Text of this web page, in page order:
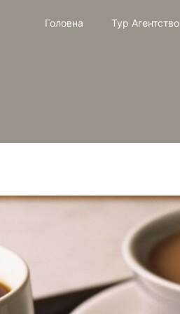
Головна Тур Агентство